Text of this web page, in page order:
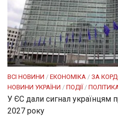
ВСІ НОВИНИ / ЕКОНОМІКА / ЗА
НОВИНИ УКРАЇНИ / ПОДІЇ/
У ЄС дали сигнал українцям
2027 року